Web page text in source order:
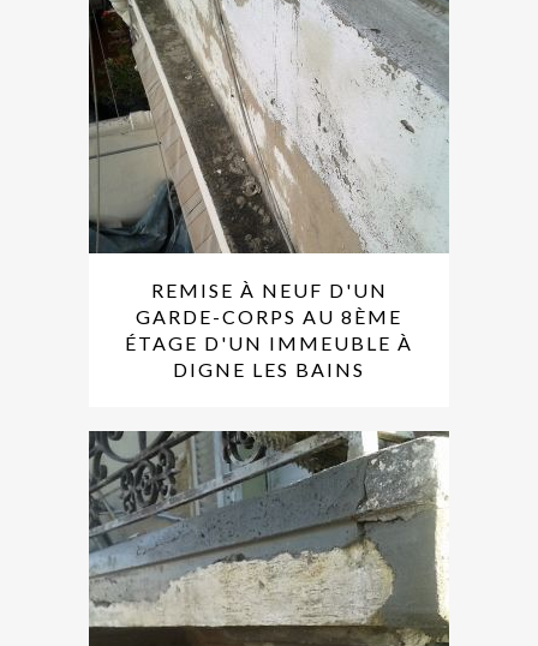
REMISE À NEUF D'UN
GARDE-CORPS AU 8ÈME
ÉTAGE D'UN IMMEUBLE À
DIGNE LES BAINS